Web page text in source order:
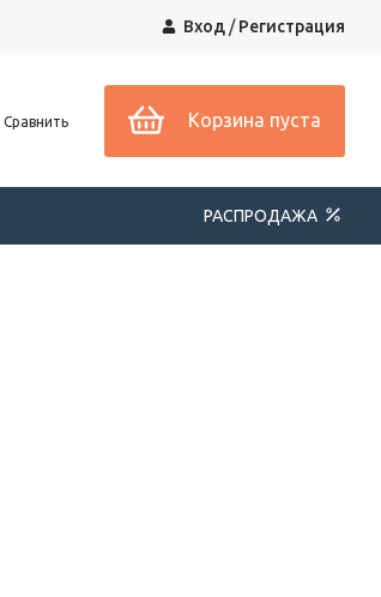
Вход/Регистрация
Сравнить Корзина пуста
РАСПРОДАЖА